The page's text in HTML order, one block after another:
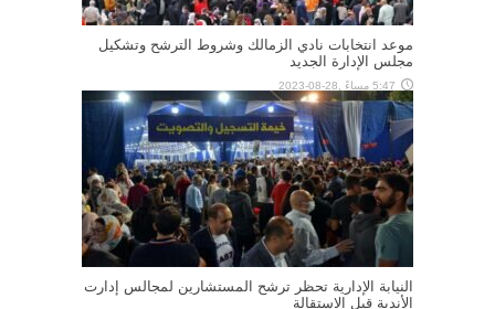
موعد انتخابات نادي الزمالك وشروط الترشح وتشكيل
مجلس الإدارة الجديد
5:47 مساءً ,28-08-2023
النيابة الإدارية تحظر ترشح المستشارين لمجالس إدارت
الأندية قبل الاستقالة